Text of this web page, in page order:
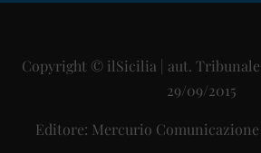
Copyright © ilSicilia | aut. Tribunale
29/09/2015
Editore: Mercurio Comunicazione